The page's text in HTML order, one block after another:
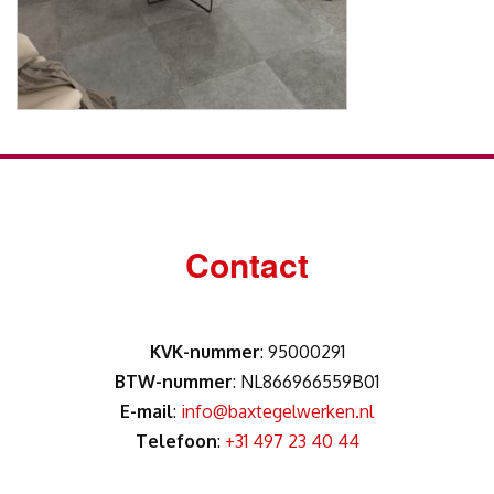
Contact
KVK-nummer: 95000291
BTW-nummer: NL866966559B01
E-mail: info@baxtegelwerken.nl
Telefoon: +31 497 23 40 44